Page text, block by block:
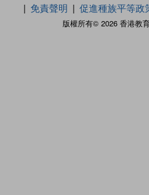
版權所有© 2026 香港教
免責聲明
促進種族平等政